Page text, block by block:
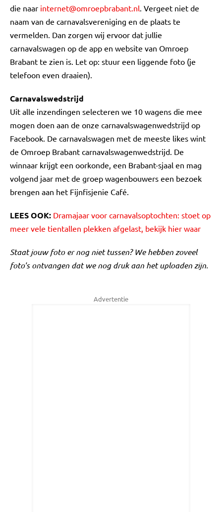
die naar internet@omroepbrabant.nl. Vergeet niet de
naam van de carnavalsvereniging en de plaats te
vermelden. Dan zorgen wij ervoor dat jullie
carnavalswagen op de app en website van Omroep
Brabant te zien is. Let op: stuur een liggende foto (je
telefoon even draaien).
Carnavalswedstrijd
Uit alle inzendingen selecteren we 10 wagens die mee
mogen doen aan de onze carnavalswagenwedstrijd op
Facebook. De carnavalswagen met de meeste likes wint
de Omroep Brabant carnavalswagenwedstrijd. De
winnaar krijgt een oorkonde, een Brabant-sjaal en mag
volgend jaar met de groep wagenbouwers een bezoek
brengen aan het Fijnfisjenie Café.
LEES OOK: Dramajaar voor carnavalsoptochten: stoet op
meer vele tientallen plekken afgelast, bekijk hier waar
Staat jouw foto er nog niet tussen? We hebben zoveel
foto's ontvangen dat we nog druk aan het uploaden zijn.
Advertentie